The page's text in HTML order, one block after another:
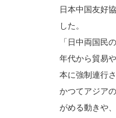
日本中国友好
した。
「日中両国民
年代から貿易
本に強制連行
かつてアジア
がめる動きや